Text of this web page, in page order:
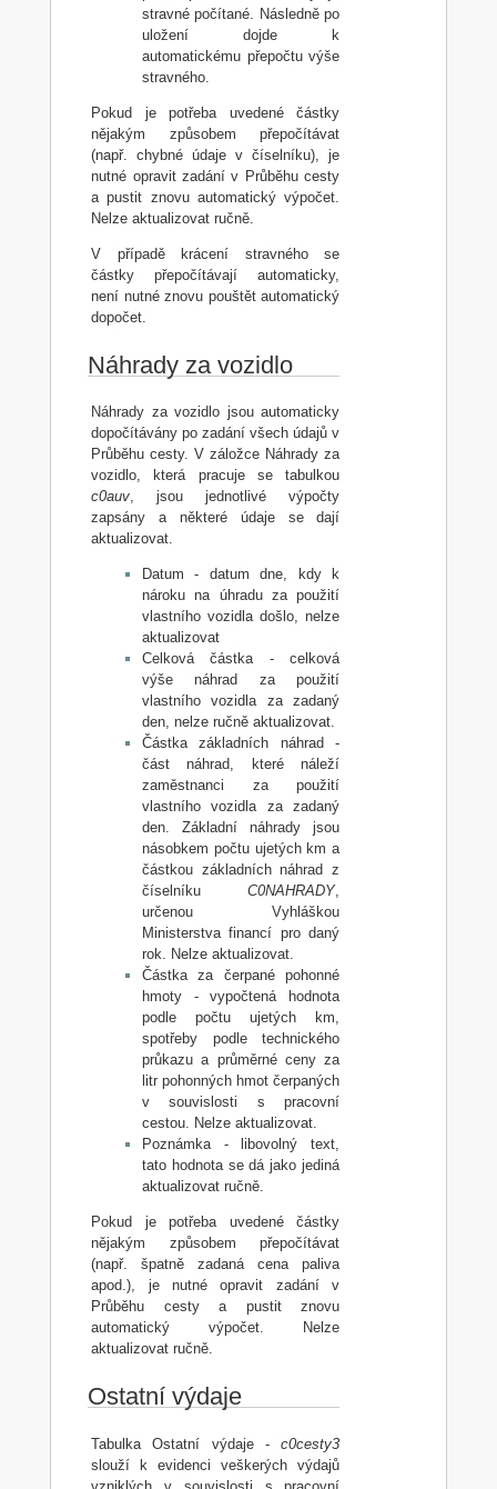
stravné počítané. Následně po
uložení dojde k
automatickému přepočtu výše
stravného.
Pokud je potřeba uvedené částky
nějakým způsobem přepočítávat
(např. chybné údaje v číselníku), je
nutné opravit zadání v Průběhu cesty
a pustit znovu automatický výpočet.
Nelze aktualizovat ručně.
V případě krácení stravného se
částky přepočítávají automaticky,
není nutné znovu pouštět automatický
dopočet.
Náhrady za vozidlo
Náhrady za vozidlo jsou automaticky
dopočítávány po zadání všech údajů v
Průběhu cesty. V záložce Náhrady za
vozidlo, která pracuje se tabulkou
c0auv, jsou jednotlivé výpočty
zapsány a některé údaje se dají
aktualizovat.
Datum - datum dne, kdy k
nároku na úhradu za použití
vlastního vozidla došlo, nelze
aktualizovat
Celková částka - celková
výše náhrad za použití
vlastního vozidla za zadaný
den, nelze ručně aktualizovat.
Částka základních náhrad -
část náhrad, které náleží
zaměstnanci za použití
vlastního vozidla za zadaný
den. Základní náhrady jsou
násobkem počtu ujetých km a
částkou základních náhrad z
číselníkuC0NAHRADY,
určenou Vyhláškou
Ministerstva financí pro daný
rok. Nelze aktualizovat.
Částka za čerpané pohonné
hmoty - vypočtená hodnota
podle počtu ujetých km,
spotřeby podle technického
průkazu a průměrné ceny za
litr pohonných hmot čerpaných
v souvislosti s pracovní
cestou. Nelze aktualizovat.
Poznámka - libovolný text,
tato hodnota se dá jako jediná
aktualizovat ručně.
Pokud je potřeba uvedené částky
nějakým způsobem přepočítávat
(např. špatně zadaná cena paliva
apod.), je nutné opravit zadání v
Průběhu cesty a pustit znovu
automatický výpočet. Nelze
aktualizovat ručně.
Ostatní výdaje
Tabulka Ostatní výdaje -c0cesty3
slouží k evidenci veškerých výdajů